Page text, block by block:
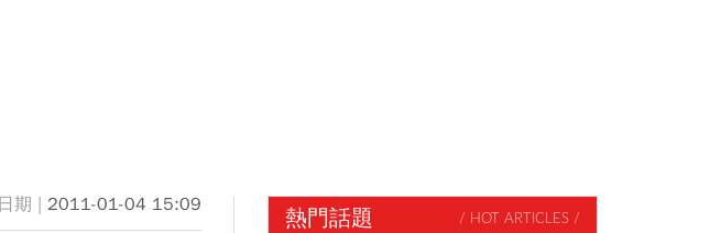
2011-01-04 15:09 熱門話題 / HOT ARTICLES /